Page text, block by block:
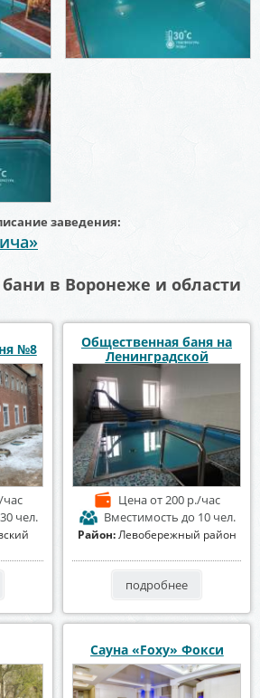
заведения:
в Воронеже и области
№8
час
чел.
Общественная баня на
Ленинградской
Ценаот 200 р./час
Вместимость до 10 чел.
Район:Левобережный район
подробнее
Сауна «Foxy» Фокси